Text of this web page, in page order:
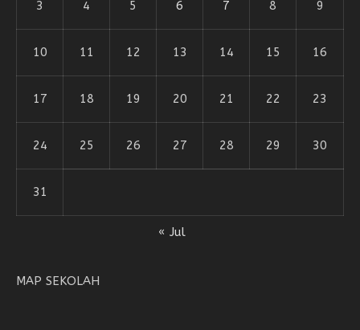
3 4 5 6 7 8 9
10 11 12 13 14 15 16
17 18 19 20 21 22 23
24 25 26 27 28 29 30
31
« Jul
MAP SEKOLAH